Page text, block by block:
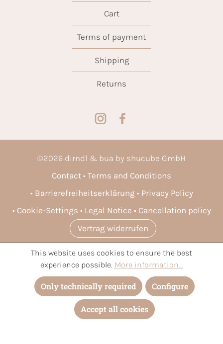
Cart
Terms of payment
Shipping
Returns
©2026 dirndl & bua by shucube GmbH
Contact
Terms and Conditions
Barrierefreiheitserklärung
Privacy Policy
Cookie-Settings
Legal Notice
Cancellation policy
Vertrag widerrufen
* All prices incl. VAT plusshipping costsand possible delivery
charges, if not stated otherwise.
This website uses cookies to ensure the best
experience possible. More information...
Only technically required Configure
Accept all cookies